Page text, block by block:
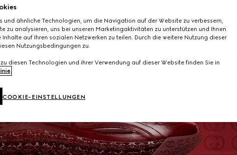
und ähnliche Technologien, um die Navigation auf der Website zu verbessern,
zu analysieren, uns bei unseren Marketingaktivitäten zu unterstützen und Ihnen
auf Ihren sozialen Netzwerken zu teilen. Durch die weitere Nutzung dieser
Nutzungsbedingungen zu.
diesen Technologien und ihrer Verwendung auf dieser Website finden Sie in
COOKIE-EINSTELLUNGEN